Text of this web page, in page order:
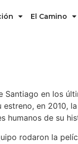
El Camino
Santiago en los
estreno, en 2010,
humanos de su
rodaron la